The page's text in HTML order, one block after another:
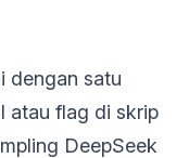
dengan satu
atau flag di skrip
DeepSeek